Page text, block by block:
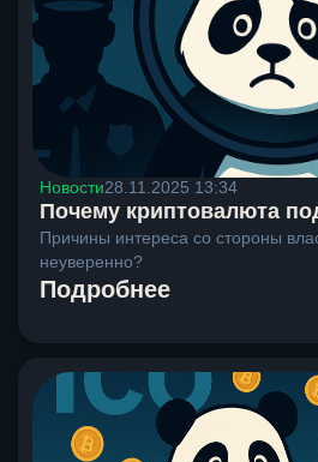
Новости28.11.2025 13:34
Почему криптовалюта
Причины интереса со стороны
неуверенно?
Подробнее